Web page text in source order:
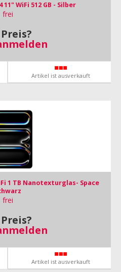
11" WiFi 512 GB - Silber
frei
Artikel ist ausverkauft
1 TB Nanotexturglas- Space
frei
Artikel ist ausverkauft